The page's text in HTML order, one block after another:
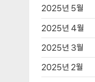
2025년 5월
2025년 4월
2025년 3월
2025년 2월